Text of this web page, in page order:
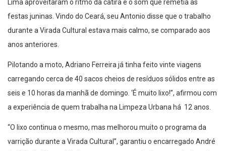
Lima aproveitaram o ritmo da catira e o som que remetia às
festas juninas. Vindo do Ceará, seu Antonio disse que o trabalho
durante a Virada Cultural estava mais calmo, se comparado aos
anos anteriores.
Pilotando a moto, Adriano Ferreira já tinha feito vinte viagens
carregando cerca de 40 sacos cheios de resíduos sólidos entre as
seis e 10 horas da manhã de domingo. ‘É muito lixo!”, afirmou com
a experiência de quem trabalha na Limpeza Urbana há 12 anos.
“O lixo continua o mesmo, mas melhorou muito o programa da
varrição durante a Virada Cultural”, garantiu o encarregado André